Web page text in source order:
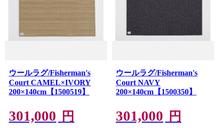
ウールラグ/Fisherman's
Court CAMEL×IVORY
200×140cm【1500519】
301,000 円
ウールラグ/Fisherman's
Court NAVY
200×140cm【1500350】
301,000 円